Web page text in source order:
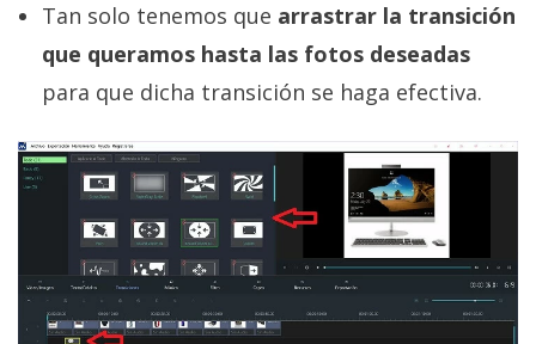
Tan solo tenemos que arrastrar la transición
que queramos hasta las fotos deseadas
para que dicha transición se haga efectiva.